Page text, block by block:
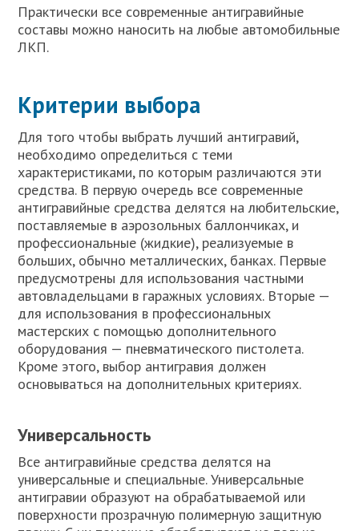
Практически все современные антигравийные
составы можно наносить на любые автомобильные
ЛКП.
Критерии выбора
Для того чтобы выбрать лучший антигравий,
необходимо определиться с теми
характеристиками, по которым различаются эти
средства. В первую очередь все современные
антигравийные средства делятся на любительские,
поставляемые в аэрозольных баллончиках, и
профессиональные (жидкие), реализуемые в
больших, обычно металлических, банках. Первые
предусмотрены для использования частными
автовладельцами в гаражных условиях. Вторые —
для использования в профессиональных
мастерских с помощью дополнительного
оборудования — пневматического пистолета.
Кроме этого, выбор антигравия должен
основываться на дополнительных критериях.
Универсальность
Все антигравийные средства делятся на
универсальные и специальные. Универсальные
антигравии образуют на обрабатываемой или
поверхности прозрачную полимерную защитную